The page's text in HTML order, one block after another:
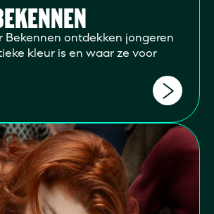
Bekennen ontdekken jongeren
kleur is en waar ze voor